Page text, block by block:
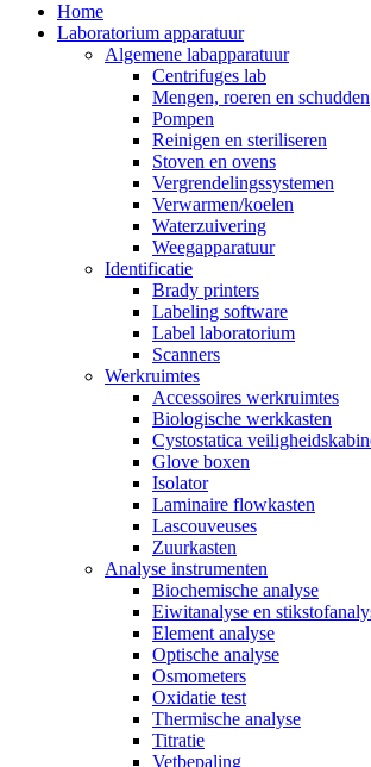
Home
Laboratorium apparatuur
Algemene labapparatuur
Centrifuges lab
Mengen, roeren en schudden
Pompen
Reinigen en steriliseren
Stoven en ovens
Vergrendelingssystemen
Verwarmen/koelen
Waterzuivering
Weegapparatuur
Identificatie
Brady printers
Labeling software
Label laboratorium
Scanners
Werkruimtes
Accessoires werkruimtes
Biologische werkkasten
Cystostatica
Glove boxen
Isolator
Laminaire flowkasten
Lascouveuses
Zuurkasten
Analyse instrumenten
Biochemische analyse
Eiwitanalyse en
Element analyse
Optische analyse
Osmometers
Oxidatie test
Thermische analyse
Titratie
Vetbepaling